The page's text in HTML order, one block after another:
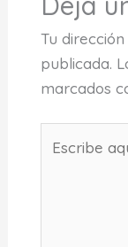
Tu
publicada.
marcados
aquí...